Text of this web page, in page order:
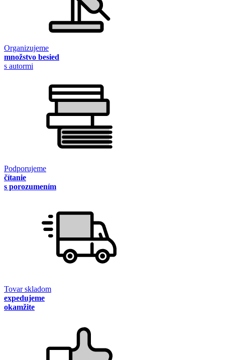
Organizujeme
množstvo besied
s autormi
Podporujeme
čítanie
s porozumením
Tovar skladom
expedujeme
okamžite